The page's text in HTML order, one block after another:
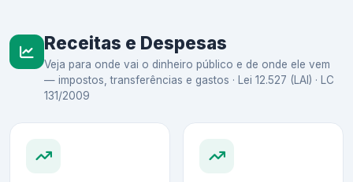
Receitas e Despesas
Veja para onde vai o dinheiro público e de onde ele vem
— impostos, transferências e gastos · Lei 12.527 (LAI) · LC
131/2009